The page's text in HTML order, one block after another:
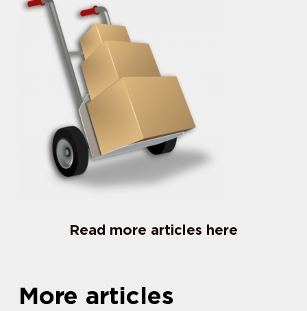
Read more articles here
More articles